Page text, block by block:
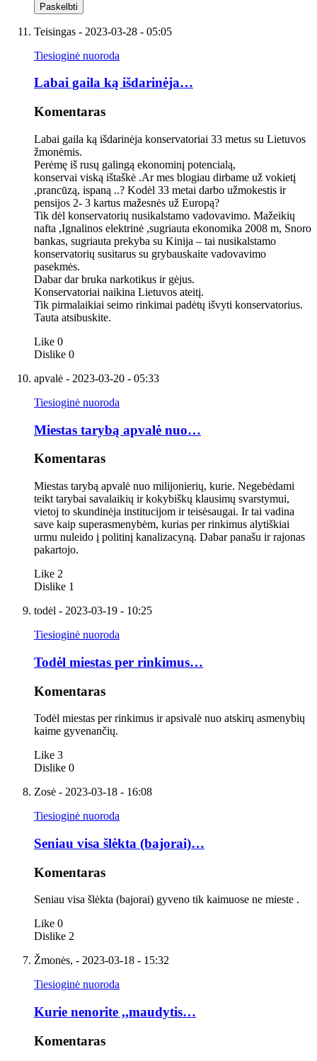
Teisingas - 2023-03-28 - 05:05
Tiesioginė nuoroda
Labai gaila ką išdarinėja…
Komentaras
Labai gaila ką išdarinėja konservatoriai 33 metus su Lietuvos
žmonėmis.
Perėmę iš rusų galingą ekonominį potencialą,
konservai viską ištaškė .Ar mes blogiau dirbame už vokietį
,prancūzą, ispaną ..? Kodėl 33 metai darbo užmokestis ir
pensijos 2- 3 kartus mažesnės už Europą?
Tik dėl konservatorių nusikalstamo vadovavimo. Mažeikių
nafta ,Ignalinos elektrinė ,sugriauta ekonomika 2008 m, Snoro
bankas, sugriauta prekyba su Kinija – tai nusikalstamo
konservatorių susitarus su grybauskaite vadovavimo
pasekmės.
Dabar dar bruka narkotikus ir gėjus.
Konservatoriai naikina Lietuvos ateitį.
Tik pirmalaikiai seimo rinkimai padėtų išvyti konservatorius.
Tauta atsibuskite.
Like 0
Dislike 0
apvalė - 2023-03-20 - 05:33
Tiesioginė nuoroda
Miestas tarybą apvalė nuo…
Komentaras
Miestas tarybą apvalė nuo milijonierių, kurie. Negebėdami
teikt tarybai savalaikių ir kokybiškų klausimų svarstymui,
vietoj to skundinėja institucijom ir teisėsaugai. Ir tai vadina
save kaip superasmenybėm, kurias per rinkimus alytiškiai
urmu nuleido į politinį kanalizacyną. Dabar panašu ir rajonas
pakartojo.
Like 2
Dislike 1
todėl - 2023-03-19 - 10:25
Tiesioginė nuoroda
Todėl miestas per rinkimus…
Komentaras
Todėl miestas per rinkimus ir apsivalė nuo atskirų asmenybių
kaime gyvenančių.
Like 3
Dislike 0
Zosė - 2023-03-18 - 16:08
Tiesioginė nuoroda
Seniau visa šlėkta (bajorai)…
Komentaras
Seniau visa šlėkta (bajorai) gyveno tik kaimuose ne mieste .
Like 0
Dislike 2
Žmonės, - 2023-03-18 - 15:32
Tiesioginė nuoroda
Kurie nenorite ,,maudytis…
Komentaras